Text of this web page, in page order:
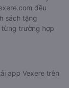
đều
sách tặng
từng trường hợp
app Vexere trên